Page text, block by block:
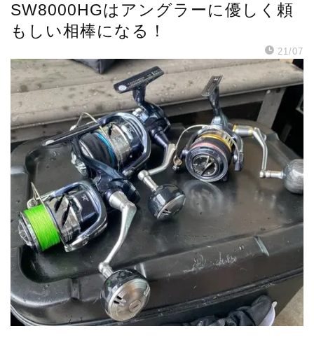
SW8000HGはアングラーに優しく頼
もしい相棒になる！
21/07